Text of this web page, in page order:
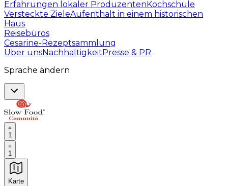
Erfahrungen lokaler ProduzentenKochschule
Versteckte ZieleAufenthalt in einem historischen
Haus
Reisebüros
Cesarine-Rezeptsammlung
Über unsNachhaltigkeitPresse & PR
Sprache ändern
1
1
Karte